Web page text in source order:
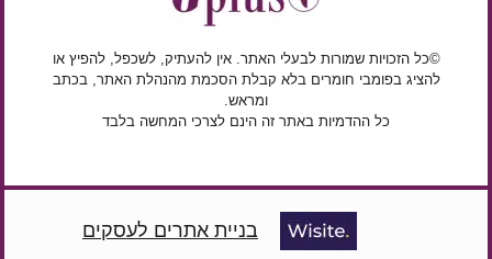
©כל הזכויות שמורות לבעלי האתר. אין להעתיק, לשכפל, להפיץ או
להציג בפומבי חומרים בלא קבלת הסכמת מהנהלת האתר, בכתב
ומראש.
כל ההדמיות באתר זה הינם לצרכי המחשה בלבד
בניית אתרים לעסקים